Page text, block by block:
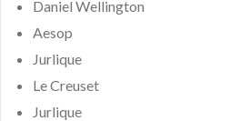
Daniel Wellington
Aesop
Jurlique
Le Creuset
Jurlique